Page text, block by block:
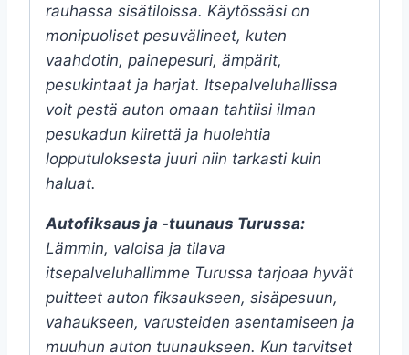
rauhassa sisätiloissa. Käytössäsi on
monipuoliset pesuvälineet, kuten
vaahdotin, painepesuri, ämpärit,
pesukintaat ja harjat. Itsepalveluhallissa
voit pestä auton omaan tahtiisi ilman
pesukadun kiirettä ja huolehtia
lopputuloksesta juuri niin tarkasti kuin
haluat.
Autofiksaus ja -tuunaus Turussa:
Lämmin, valoisa ja tilava
itsepalveluhallimme Turussa tarjoaa hyvät
puitteet auton fiksaukseen, sisäpesuun,
vahaukseen, varusteiden asentamiseen ja
muuhun auton tuunaukseen. Kun tarvitset